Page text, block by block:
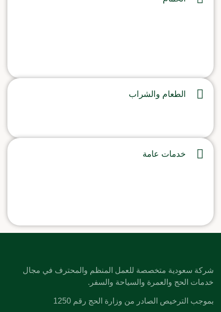
الطعام والشراب
خدمات عامة
شركة سعودية متخصصة للعمل المنظم والمحترف في مجال
خدمات الحج والعمرة والسياحة والسفر.
بموجب الترخيص الصادر من وزارة الحج رقم 1250